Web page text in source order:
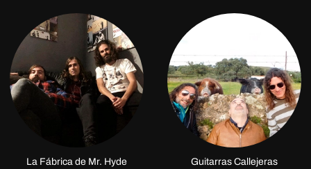
La Fábrica de Mr. Hyde Guitarras Callejeras